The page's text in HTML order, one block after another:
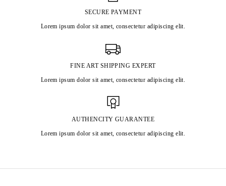
SECURE PAYMENT
Lorem ipsum dolor sit amet, consectetur adipiscing elit.
FINE ART SHIPPING EXPERT
Lorem ipsum dolor sit amet, consectetur adipiscing elit.
AUTHENCITY GUARANTEE
Lorem ipsum dolor sit amet, consectetur adipiscing elit.